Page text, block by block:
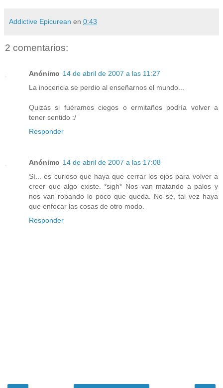
Addictive Epicurean en 0:43
2 comentarios:
Anónimo 14 de abril de 2007 a las 11:27
La inocencia se perdio al enseñarnos el mundo...
Quizás si fuéramos ciegos o ermitaños podría volver a
tener sentido :/
Responder
Anónimo 14 de abril de 2007 a las 17:08
Sí... es curioso que haya que cerrar los ojos para volver a
creer que algo existe. *sigh* Nos van matando a palos y
nos van robando lo poco que queda. No sé, tal vez haya
que enfocar las cosas de otro modo.
Responder